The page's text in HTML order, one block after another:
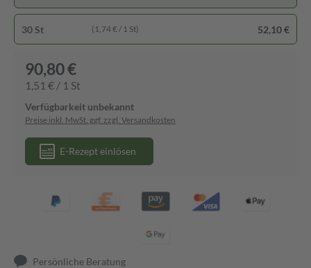
30 St (1,74 € / 1 St) 52,10 €
90,80 €
1,51 € / 1 St
Verfügbarkeit unbekannt
Preise inkl. MwSt. ggf. zzgl. Versandkosten
E-Rezept einlösen
Persönliche Beratung